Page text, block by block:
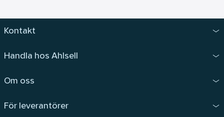
Kontakt
Handla hos Ahlsell
Om oss
För leverantörer